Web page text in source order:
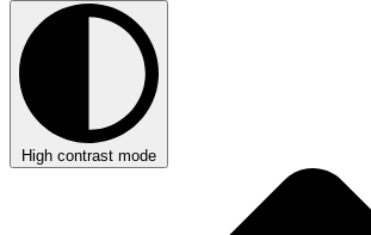
High contrast mode